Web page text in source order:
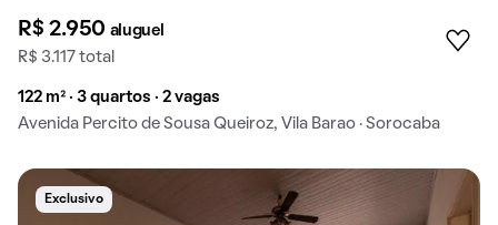
R$ 2.950 aluguel
R$ 3.117 total
122 m² · 3 quartos · 2 vagas
Avenida Percito de Sousa Queiroz, Vila Barao · Sorocaba
Exclusivo